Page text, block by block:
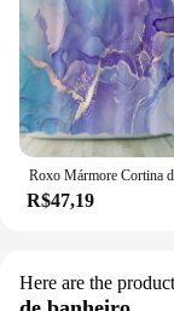
R$47,19
Here are the